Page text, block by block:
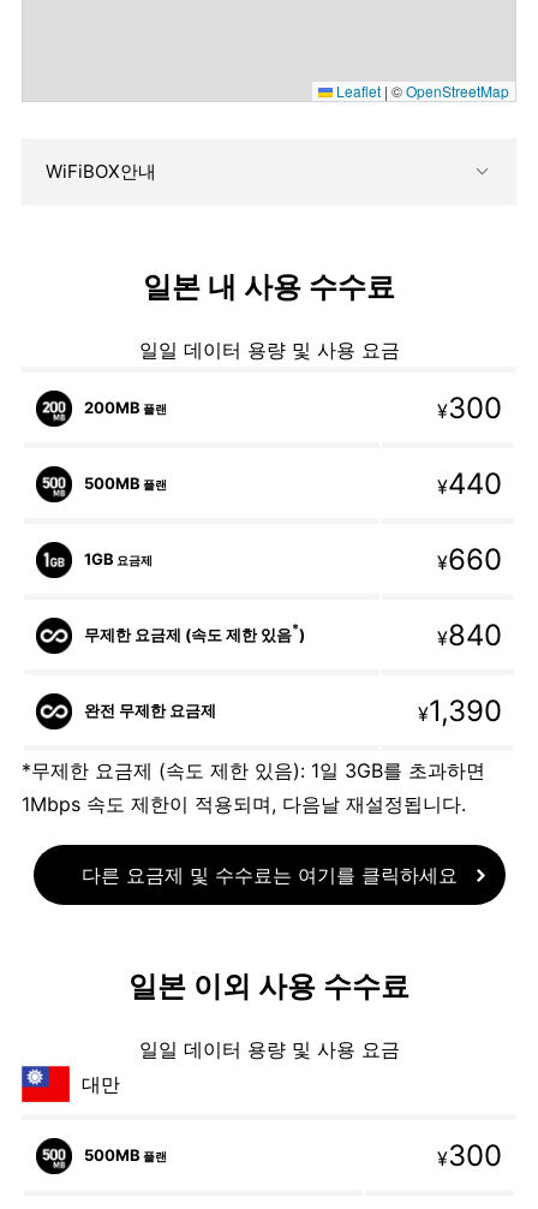
Leaflet | ©OpenStreetMap
WiFiBOX안내
일본 내 사용 수수료
일일 데이터 용량 및 사용 요금
200MB 플랜 ¥300
500MB 플랜 ¥440
1GB 요금제 ¥660
무제한 요금제 (속도 제한 있음*) ¥840
완전 무제한 요금제 ¥1,390
*무제한 요금제 (속도 제한 있음): 1일 3GB를 초과하면
1Mbps 속도 제한이 적용되며, 다음날 재설정됩니다.
다른 요금제 및 수수료는 여기를 클릭하세요
일본 이외 사용 수수료
일일 데이터 용량 및 사용 요금
대만
500MB 플랜 ¥300